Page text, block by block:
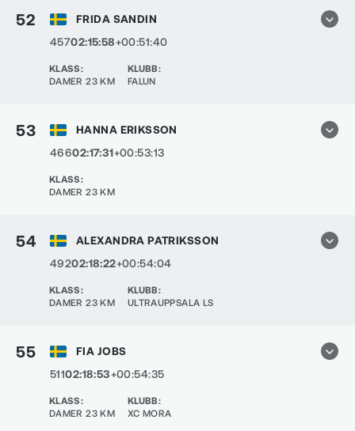
52
FRIDA SANDIN
45702:15:58+00:51:40
KLASS:
DAMER 23 KM
KLUBB:
FALUN
53
HANNA ERIKSSON
46602:17:31+00:53:13
KLASS:
DAMER 23 KM
54
ALEXANDRA PATRIKSSON
49202:18:22+00:54:04
KLASS:
DAMER 23 KM
KLUBB:
ULTRAUPPSALA LS
55
FIA JOBS
51102:18:53+00:54:35
KLASS:
DAMER 23 KM
KLUBB:
XC MORA